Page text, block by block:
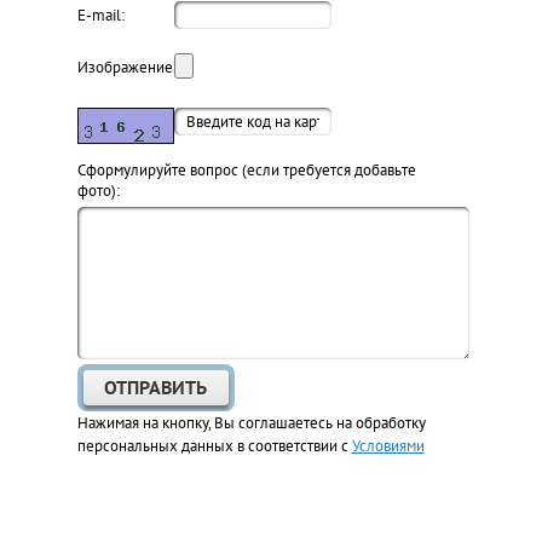
E-mail:
Изображение:
Cформулируйте вопрос (если требуется добавьте
фото):
Нажимая на кнопку, Вы соглашаетесь на обработку
персональных данных в соответствии сУсловиями